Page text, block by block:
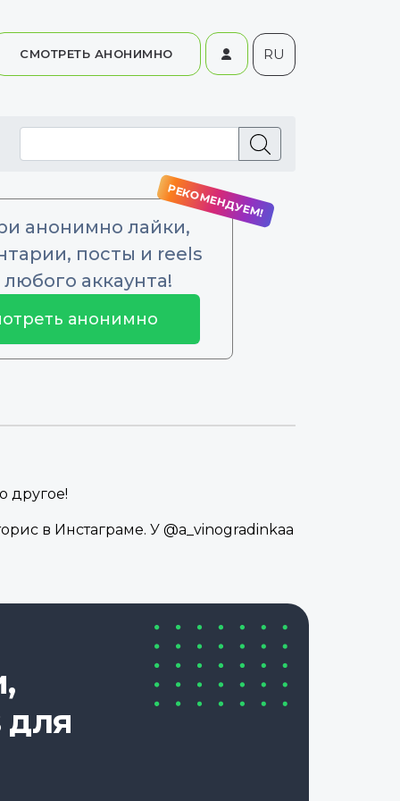
СМОТРЕТЬ АНОНИМНО RU
анонимно лайки,
посты и reels
аккаунта!
анонимно
другое!
в Инстаграме. У @a_vinogradinkaa
для